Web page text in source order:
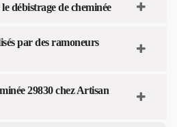
débistrage de cheminée
par des ramoneurs
29830 chez Artisan